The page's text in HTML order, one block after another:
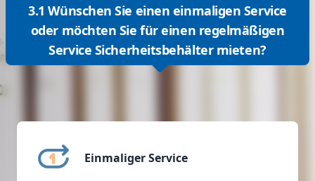
3.1 Wünschen Sie einen einmaligen Service
oder möchten Sie für einen regelmäßigen
Service Sicherheitsbehälter mieten?
Einmaliger Service